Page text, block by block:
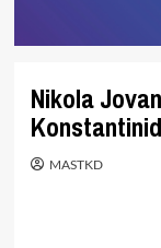
Nikola
MASTKD